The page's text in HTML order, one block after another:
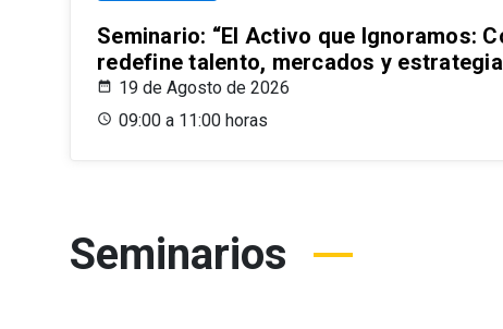
Seminario: “El Activo que Ignoramos:
redefine talento, mercados y
19 de Agosto de 2026
09:00 a 11:00 horas
Seminarios